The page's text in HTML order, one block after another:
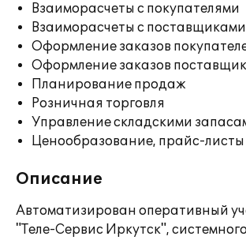
Взаиморасчеты с покупателями
Взаиморасчеты с поставщиками
Оформление заказов
Оформление заказов
Планирование продаж
Розничная торговля
Управление складскими
Ценообразование, прайс-листы
Описание
Автоматизирован оперативный
"Теле-Сервис Иркутск",